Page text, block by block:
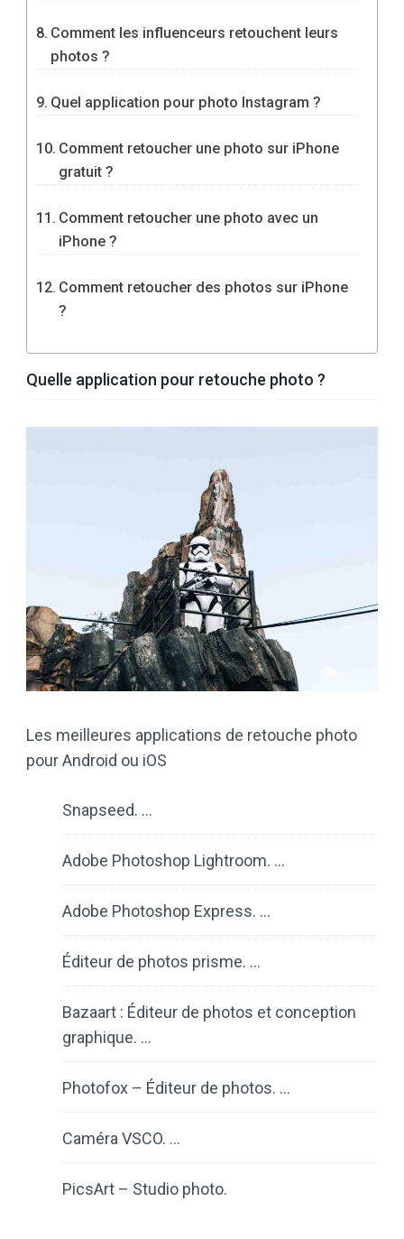
Comment les influenceurs retouchent leurs
photos ?
Quel application pour photo Instagram ?
Comment retoucher une photo sur iPhone
gratuit ?
Comment retoucher une photo avec un
iPhone ?
Comment retoucher des photos sur iPhone
?
Quelle application pour retouche photo ?
Les meilleures applications de retouche photo
pour Android ou iOS
Snapseed. …
Adobe Photoshop Lightroom. …
Adobe Photoshop Express. …
Éditeur de photos prisme. …
Bazaart : Éditeur de photos et conception
graphique. …
Photofox – Éditeur de photos. …
Caméra VSCO. …
PicsArt – Studio photo.